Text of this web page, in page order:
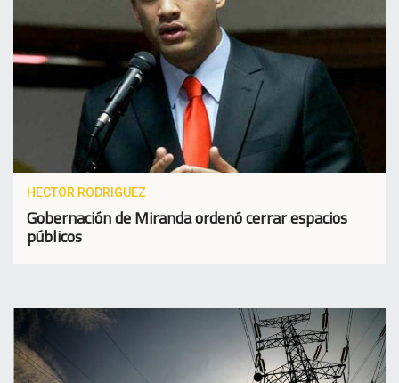
HECTOR RODRIGUEZ
Gobernación de Miranda ordenó cerrar espacios
públicos